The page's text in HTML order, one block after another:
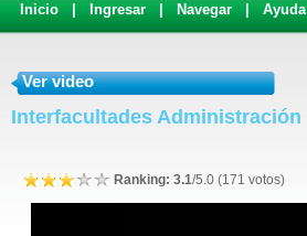
Inicio Ingresar Navegar Ayuda
Ver video
Interfacultades Administración
Ranking: 3.1/5.0 (171 votos)